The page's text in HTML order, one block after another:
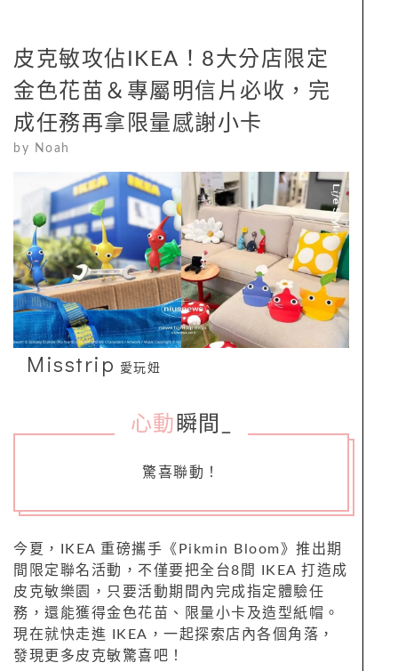
皮克敏攻佔IKEA！8大分店限定
金色花苗＆專屬明信片必收，完
成任務再拿限量感謝小卡
by Noah
Misstrip 愛玩妞
心動 瞬間
驚喜聯動！
今夏，IKEA 重磅攜手《Pikmin Bloom》推出期
間限定聯名活動，不僅要把全台8間 IKEA 打造成
皮克敏樂園，只要活動期間內完成指定體驗任
務，還能獲得金色花苗、限量小卡及造型紙帽。
現在就快走進 IKEA，一起探索店內各個角落，
發現更多皮克敏驚喜吧！